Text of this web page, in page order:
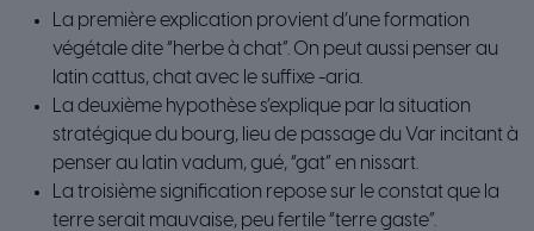
La première explication provient d’une formation
végétale dite “herbe à chat”. On peut aussi penser au
latin cattus, chat avec le suffixe -aria.
La deuxième hypothèse s’explique par la situation
stratégique du bourg, lieu de passage du Var incitant à
penser au latin vadum, gué, “gat” en nissart.
La troisième signification repose sur le constat que la
terre serait mauvaise, peu fertile “terre gaste”.